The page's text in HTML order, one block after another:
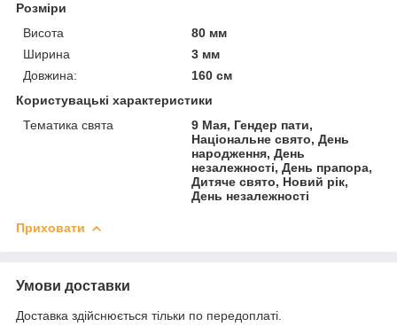
Розміри
Висота
80 мм
Ширина
3 мм
Довжина:
160 см
Користувацькі характеристики
Тематика свята
9 Мая, Гендер пати,
Національне свято, День
народження, День
незалежності, День прапора,
Дитяче свято, Новий рік,
День незалежності
Приховати
Умови доставки
Доставка здійснюється тільки по передоплаті.